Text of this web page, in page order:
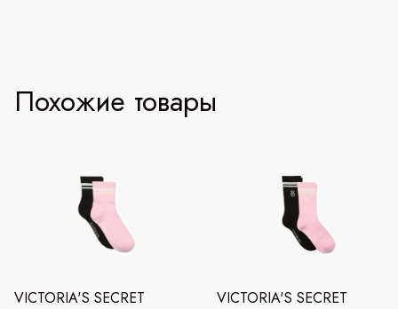
Похожие товары
VICTORIA'S SECRET VICTORIA'S SECRET